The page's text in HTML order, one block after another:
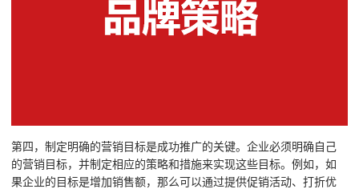
第四，制定明确的营销目标是成功推广的关键。企业必须明确自己
的营销目标，并制定相应的策略和措施来实现这些目标。例如，如
果企业的目标是增加销售额，那么可以通过提供促销活动、打折优